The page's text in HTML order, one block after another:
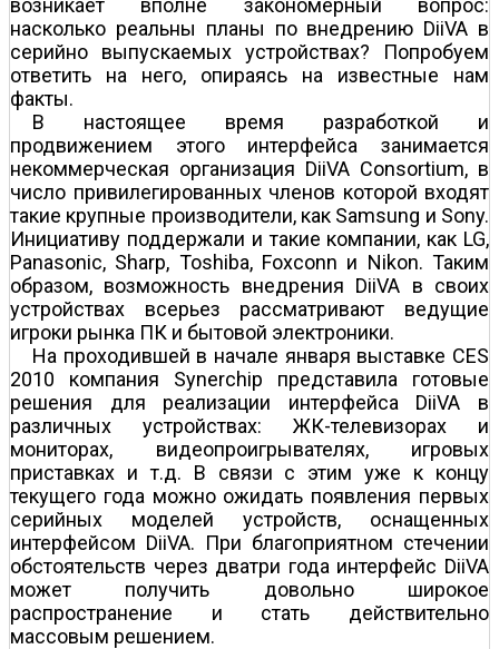
возникает вполне закономерный вопрос:
насколько реальны планы по внедрению DiiVA в
серийно выпускаемых устройствах? Попробуем
ответить на него, опираясь на известные нам
факты.
В настоящее время разработкой и
продвижением этого интерфейса занимается
некоммерческая организация DiiVA Consortium, в
число привилегированных членов которой входят
такие крупные производители, как Samsung и Sony.
Инициативу поддержали и такие компании, как LG,
Panasonic, Sharp, Toshiba, Foxconn и Nikon. Таким
образом, возможность внедрения DiiVA в своих
устройствах всерьез рассматривают ведущие
игроки рынка ПК и бытовой электроники.
На проходившей в начале января выставке CES
2010 компания Synerchip представила готовые
решения для реализации интерфейса DiiVA в
различных устройствах: ЖК-телевизорах и
мониторах, видеопроигрывателях, игровых
приставках и т.д. В связи с этим уже к концу
текущего года можно ожидать появления первых
серийных моделей устройств, оснащенных
интерфейсом DiiVA. При благоприятном стечении
обстоятельств через два­три года интерфейс DiiVA
может получить довольно широкое
распространение и стать действительно
массовым решением.